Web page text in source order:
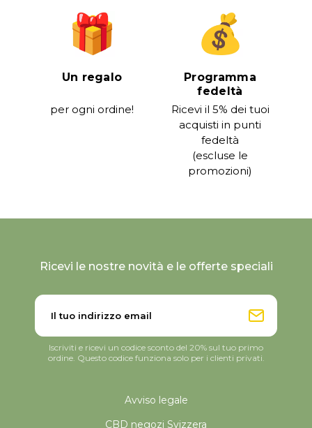
Un regalo
per ogni ordine!
Programma
fedeltà
Ricevi il 5% dei tuoi
acquisti in punti
fedeltà
(escluse le
promozioni)
Avviso legale
CBD negozi Svizzera
Ricevi le nostre novità e le offerte speciali
Iscriviti e ricevi un codice sconto del 20% sul tuo primo
ordine. Questo codice funziona solo per i clienti privati.